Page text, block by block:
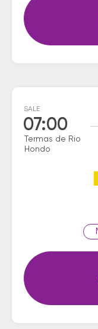
SALE
07:00
Termas de Rio
Hondo